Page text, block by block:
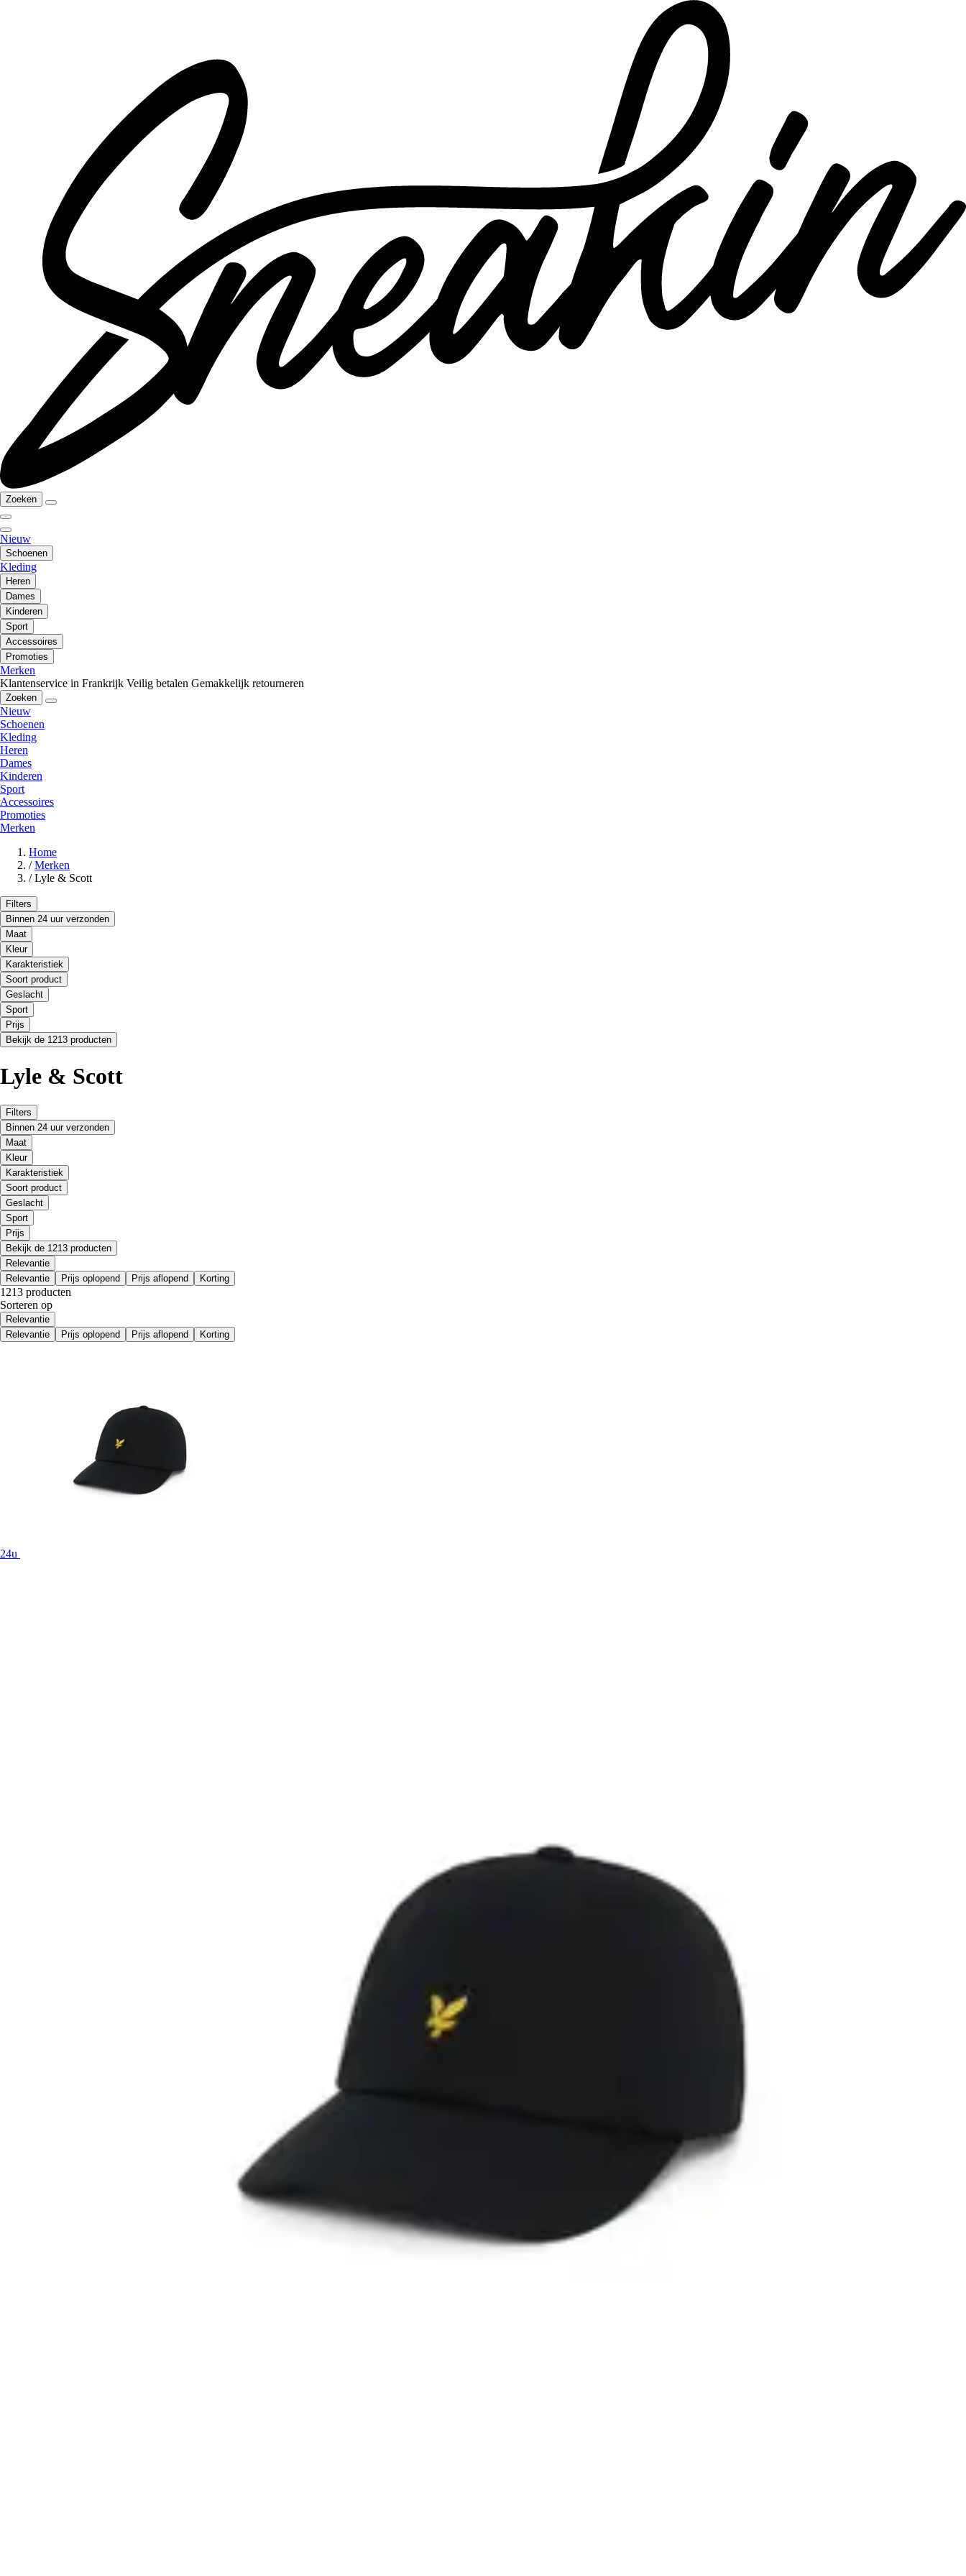
Zoeken
Nieuw
Schoenen
Kleding
Heren
Dames
Kinderen
Sport
Accessoires
Promoties
Merken
Klantenservice in Frankrijk Veilig betalen Gemakkelijk retourneren
Zoeken
Nieuw
Schoenen
Kleding
Heren
Dames
Kinderen
Sport
Accessoires
Promoties
Merken
Home
/ Merken
/ Lyle & Scott
Filters
Binnen 24 uur verzonden
Maat
Kleur
Karakteristiek
Soort product
Geslacht
Sport
Prijs
Bekijk de 1213 producten
Lyle & Scott
Filters
Binnen 24 uur verzonden
Maat
Kleur
Karakteristiek
Soort product
Geslacht
Sport
Prijs
Bekijk de 1213 producten
Relevantie
Relevantie
Prijs oplopend Prijs aflopend Korting
1213 producten
Sorteren op
Relevantie
Relevantie
Prijs oplopend Prijs aflopend Korting
24u